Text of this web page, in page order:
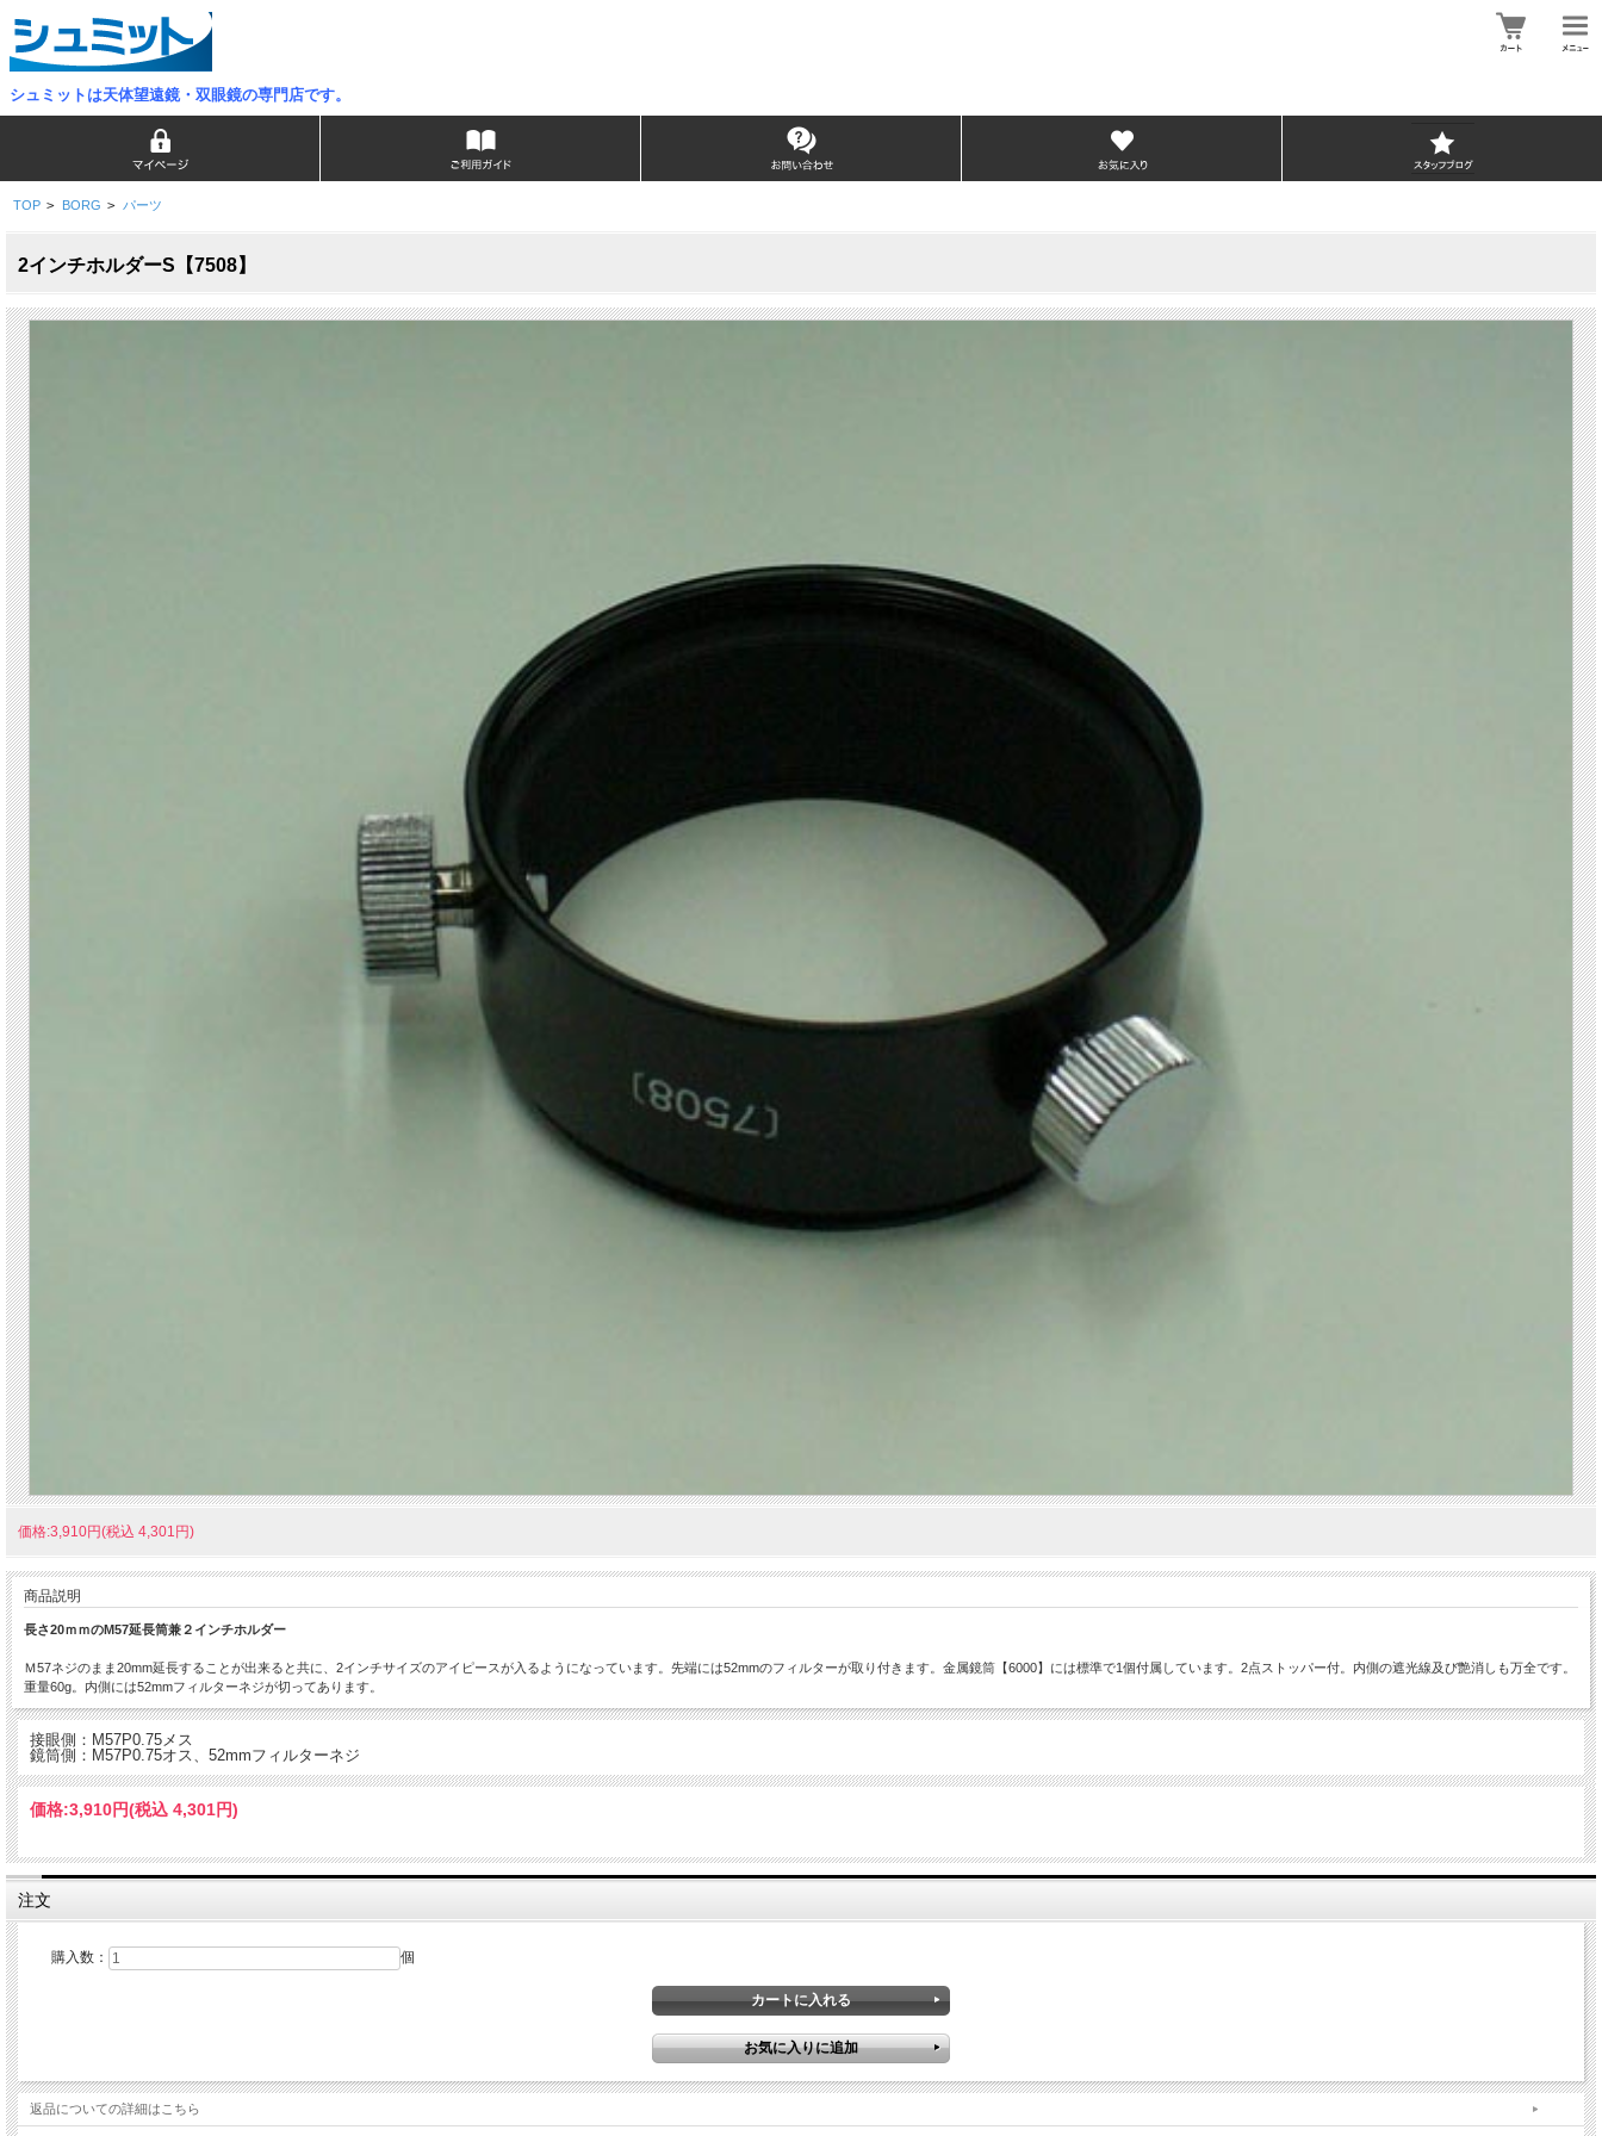
シュミットは天体望遠鏡・双眼鏡の専門店です。
TOP > BORG > パーツ
2インチホルダーS【7508】
価格:3,910円(税込 4,301円)
商品説明
長さ20ｍｍのM57延長筒兼２インチホルダー
Ｍ57ネジのまま20mm延長することが出来ると共に、2インチサイズのアイピースが入るようになっています。先端には52mmのフィルターが取り付きます。金属鏡筒【6000】には標準で1個付属しています。2点ストッパー付。内側の遮光線及び艶消しも万全です。
重量60g。内側には52mmフィルターネジが切ってあります。
接眼側：M57P0.75メス
鏡筒側：M57P0.75オス、52mmフィルターネジ
価格:3,910円(税込 4,301円)
注文
購入数： 個
返品についての詳細はこちら